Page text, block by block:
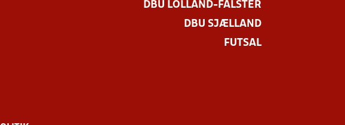
DBU LOLLAND-FALSTER
DBU SJÆLLAND
FUTSAL